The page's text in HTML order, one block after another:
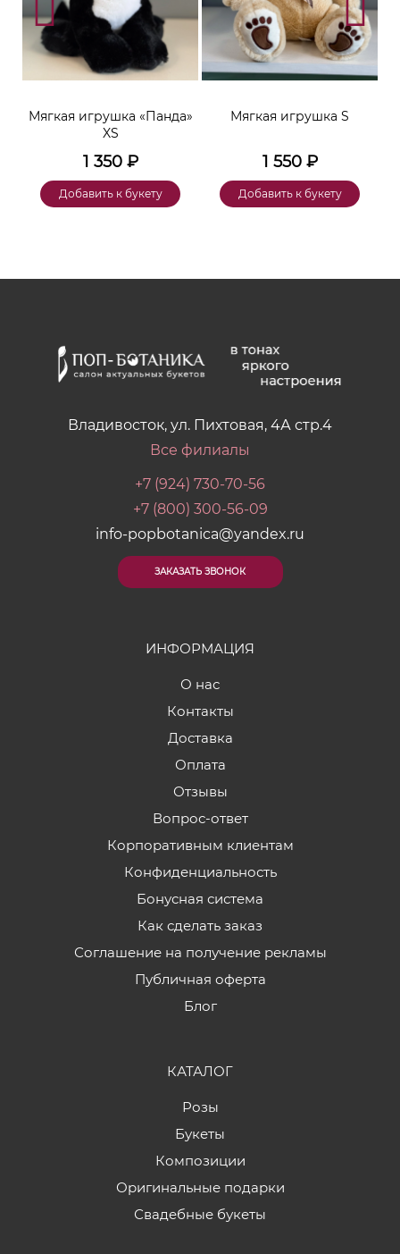
Мягкая игрушка «Панда»
XS
1 350₽
Добавить к букету
Мягкая игрушка S
1 550₽
Добавить к букету
Владивосток, ул. Пихтовая, 4А стр.4
Все филиалы
+7 (924) 730-70-56
+7 (800) 300-56-09
info-popbotanica@yandex.ru
ЗАКАЗАТЬ ЗВОНОК
ИНФОРМАЦИЯ
О нас
Контакты
Доставка
Оплата
Отзывы
Вопрос-ответ
Корпоративным клиентам
Конфиденциальность
Бонусная система
Как сделать заказ
Соглашение на получение рекламы
Публичная оферта
Блог
КАТАЛОГ
Розы
Букеты
Композиции
Оригинальные подарки
Свадебные букеты